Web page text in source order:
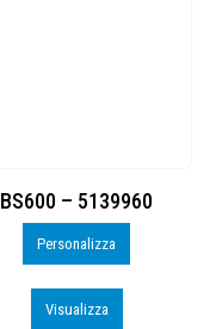
BS600 – 5139960
Personalizza
Visualizza